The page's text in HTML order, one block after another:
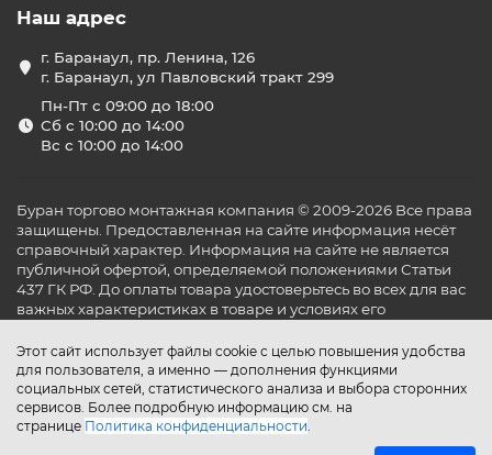
Этот сайт использует файлы cookie с целью повышения удобства
для пользователя, а именно — дополнения функциями
социальных сетей, статистического анализа и выбора сторонних
сервисов. Более подробную информацию см. на
странице Политика конфиденциальности.
Наш адрес
г. Баранаул, пр. Ленина, 126
г. Баранаул, ул Павловский тракт 299
Пн-Пт с 09:00 до 18:00
Сб с 10:00 до 14:00
Вс с 10:00 до 14:00
Буран торгово монтажная компания © 2009-2026 Все права
защищены. Предоставленная на сайте информация несёт
справочный характер. Информация на сайте не является
публичной офертой, определяемой положениями Статьи
437 ГК РФ. До оплаты товара удостоверьтесь во всех для вас
важных характеристиках в товаре и условиях его